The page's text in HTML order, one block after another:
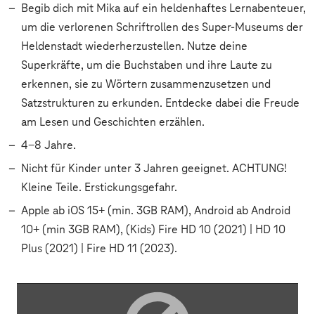
Begib dich mit Mika auf ein heldenhaftes Lernabenteuer,
um die verlorenen Schriftrollen des Super-Museums der
Heldenstadt wiederherzustellen. Nutze deine
Superkräfte, um die Buchstaben und ihre Laute zu
erkennen, sie zu Wörtern zusammenzusetzen und
Satzstrukturen zu erkunden. Entdecke dabei die Freude
am Lesen und Geschichten erzählen.
4-8 Jahre.
Nicht für Kinder unter 3 Jahren geeignet. ACHTUNG!
Kleine Teile. Erstickungsgefahr.
Apple ab iOS 15+ (min. 3GB RAM), Android ab Android
10+ (min 3GB RAM), (Kids) Fire HD 10 (2021) | HD 10
Plus (2021) | Fire HD 11 (2023).